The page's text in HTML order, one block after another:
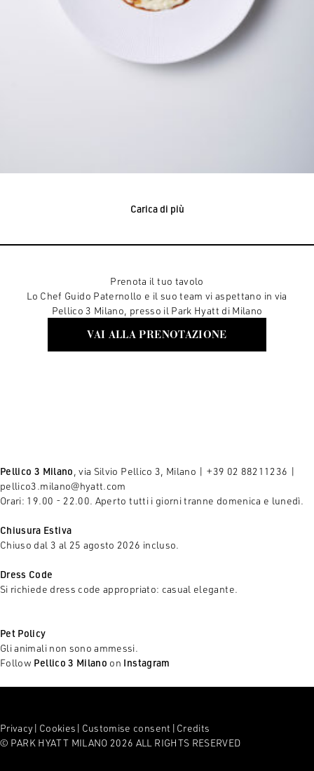
Carica di più
Prenota il tuo tavolo
Lo Chef Guido Paternollo e il suo team vi aspettano in via
Pellico 3 Milano, presso il Park Hyatt di Milano
VAI ALLA PRENOTAZIONE
Pellico 3 Milano, via Silvio Pellico 3, Milano | +39 02 88211236 |
pellico3.milano@hyatt.com
Orari: 19.00 - 22.00. Aperto tutti i giorni tranne domenica e lunedì.
Chiusura Estiva
Chiuso dal 3 al 25 agosto 2026 incluso.
Dress Code
Si richiede dress code appropriato: casual elegante.
Pet Policy
Gli animali non sono ammessi.
Follow Pellico 3 Milano on Instagram
Privacy| Cookies | Customise consent | Credits
© PARK HYATT MILANO 2026 ALL RIGHTS RESERVED